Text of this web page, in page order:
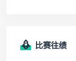
比赛往绩